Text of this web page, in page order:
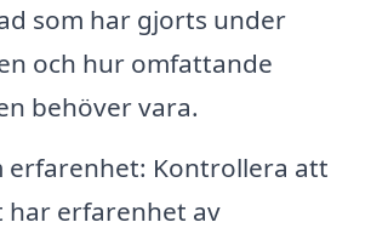
som har gjorts under
och hur omfattande
behöver vara.
erfarenhet: Kontrollera att
erfarenhet av